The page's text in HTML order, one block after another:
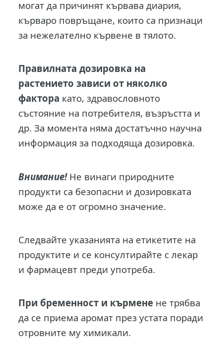
могат да причинят кървава диария,
кърваро повръщане, които са признаци
за нежелателно кървене в тялото.
Правилната дозировка на
растението зависи от няколко
фактора като, здравословното
състояние на потребителя, възръстта и
др. За момента няма достатъчно научна
информация за подходяща дозировка.
Внимание!Не винаги природните
продукти са безопасни и дозировката
може да е от огромно значение.
Следвайте указанията на етикетите на
продуктите и се консултирайте с лекар
и фармацевт преди употреба.
При бременност и кърмене не трябва
да се приема аромат през устата поради
отровните му химикали.